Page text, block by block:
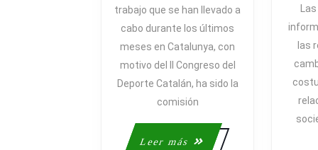
COMISIÓN
DE
DEPORTE,
EMPRESA
Y
trabajo que se han llevado a
cabo durante los últimos
meses en Catalunya, con
motivo del II Congreso del
Deporte Catalán, ha sido la
comisión
Leer más
Leer
las